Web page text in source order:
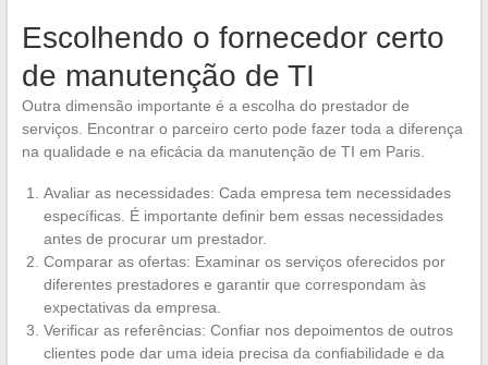
Escolhendo o fornecedor certo
de manutenção de TI
Outra dimensão importante é a escolha do prestador de
serviços. Encontrar o parceiro certo pode fazer toda a diferença
na qualidade e na eficácia da manutenção de TI em Paris.
Avaliar as necessidades: Cada empresa tem necessidades
específicas. É importante definir bem essas necessidades
antes de procurar um prestador.
Comparar as ofertas: Examinar os serviços oferecidos por
diferentes prestadores e garantir que correspondam às
expectativas da empresa.
Verificar as referências: Confiar nos depoimentos de outros
clientes pode dar uma ideia precisa da confiabilidade e da